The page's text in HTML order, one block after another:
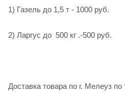
1) Газель до 1,5 т - 1000 руб.
2) Ларгус до 500 кг .-500 руб.
Доставка товара по г. Мелеуз